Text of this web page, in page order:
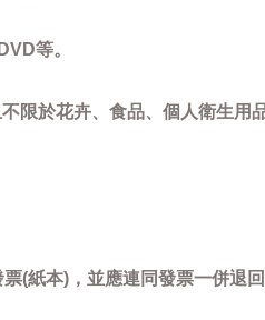
等。
限於花卉、食品、個人衛生用品
(紙本)，並應連同發票一併退